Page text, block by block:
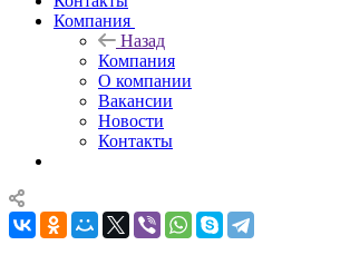
Компания
Назад
Компания
О компании
Вакансии
Новости
Контакты